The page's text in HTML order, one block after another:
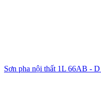
Sơn pha nội thất 1L 66AB -